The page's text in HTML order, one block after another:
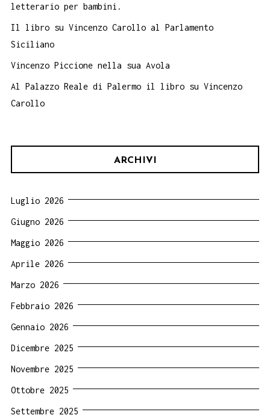
letterario per bambini.
Il libro su Vincenzo Carollo al Parlamento
Siciliano
Vincenzo Piccione nella sua Avola
Al Palazzo Reale di Palermo il libro su Vincenzo
Carollo
ARCHIVI
Luglio 2026
Giugno 2026
Maggio 2026
Aprile 2026
Marzo 2026
Febbraio 2026
Gennaio 2026
Dicembre 2025
Novembre 2025
Ottobre 2025
Settembre 2025